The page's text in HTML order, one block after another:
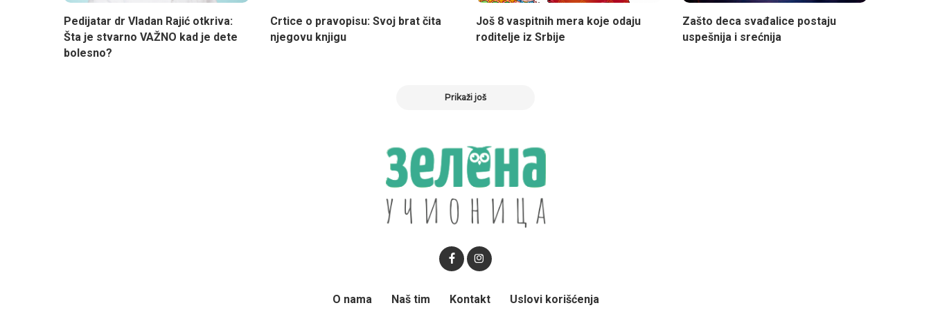
Pedijatar dr Vladan Rajić otkriva:
Šta je stvarno VAŽNO kad je dete
bolesno?
Crtice o pravopisu: Svoj brat čita
njegovu knjigu
Još 8 vaspitnih mera koje odaju
roditelje iz Srbije
Zašto deca svađalice postaju
uspešnija i srećnija
Prikaži još
O nama Naš tim Kontakt Uslovi korišćenja